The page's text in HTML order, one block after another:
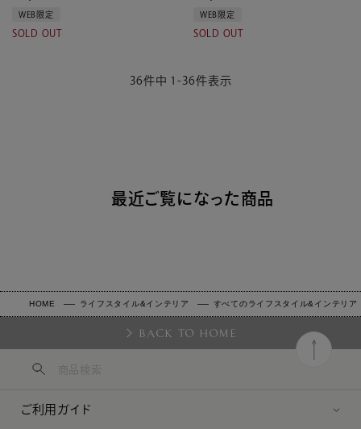
WEB限定
SOLD OUT
WEB限定
SOLD OUT
36件中 1 -36件表示
最近ご覧になった商品
HOME ライフスタイル&インテリア すべてのライフスタイル&インテリア
BACK TO HOME
ご利用ガイド